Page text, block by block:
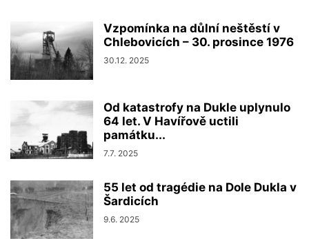
HORNICKÁ MUZEA A EXPOZICE HORNICTVÍ V OBRAZECH
HORNICTVÍ V UMĚNÍ MÉDIA MEMORABILIA POSTMINING RŮZNÉ
SDD A ODD TECHNIKA A TECHNOLOGIE
Vzpomínka na důlní neštěstí v
Chlebovicích – 30. prosince 1976
30.12. 2025
Od katastrofy na Dukle uplynulo
64 let. V Havířově uctili
památku...
7.7. 2025
55 let od tragédie na Dole Dukla v
Šardicích
9.6. 2025